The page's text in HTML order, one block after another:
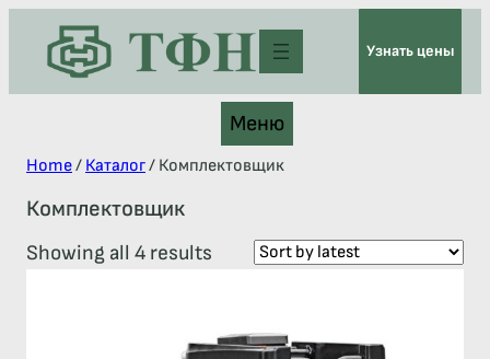
Узнать цены
Меню
Home/ Каталог/ Комплектовщик
Комплектовщик
Showing all 4 results